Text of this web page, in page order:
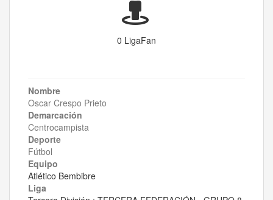
0 LigaFan
Nombre
Oscar Crespo Prieto
Demarcación
Centrocampista
Deporte
Fútbol
Equipo
Atlético Bembibre
Liga